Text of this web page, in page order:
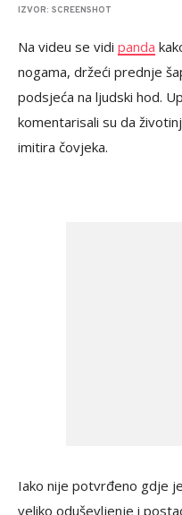
IZVOR: SCREENSHOT
Na videu se vidi panda
nogama, držeći prednje
podsjeća na ljudski hod.
komentarisali su da
imitira čovjeka.
Iako nije potvrđeno gdje
veliko oduševljenje i